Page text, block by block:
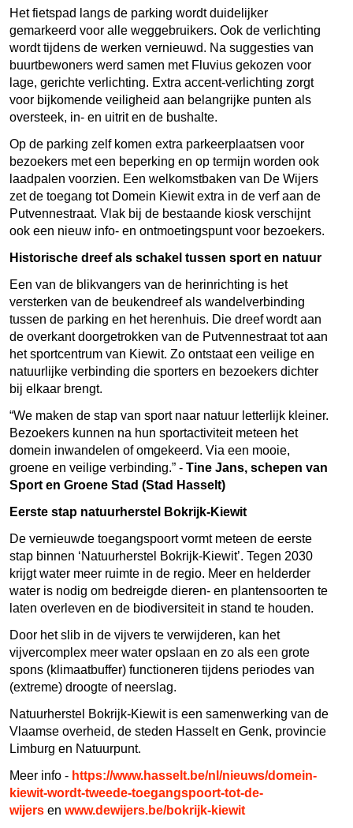
Het fietspad langs de parking wordt duidelijker
gemarkeerd voor alle weggebruikers. Ook de verlichting
wordt tijdens de werken vernieuwd. Na suggesties van
buurtbewoners werd samen met Fluvius gekozen voor
lage, gerichte verlichting. Extra accent-verlichting zorgt
voor bijkomende veiligheid aan belangrijke punten als
oversteek, in- en uitrit en de bushalte.
Op de parking zelf komen extra parkeerplaatsen voor
bezoekers met een beperking en op termijn worden ook
laadpalen voorzien. Een welkomstbaken van De Wijers
zet de toegang tot Domein Kiewit extra in de verf aan de
Putvennestraat. Vlak bij de bestaande kiosk verschijnt
ook een nieuw info- en ontmoetingspunt voor bezoekers.
Historische dreef als schakel tussen sport en natuur
Een van de blikvangers van de herinrichting is het
versterken van de beukendreef als wandelverbinding
tussen de parking en het herenhuis. Die dreef wordt aan
de overkant doorgetrokken van de Putvennestraat tot aan
het sportcentrum van Kiewit. Zo ontstaat een veilige en
natuurlijke verbinding die sporters en bezoekers dichter
bij elkaar brengt.
“We maken de stap van sport naar natuur letterlijk kleiner.
Bezoekers kunnen na hun sportactiviteit meteen het
domein inwandelen of omgekeerd. Via een mooie,
groene en veilige verbinding.” - Tine Jans, schepen van
Sport en Groene Stad (Stad Hasselt)
Eerste stap natuurherstel Bokrijk-Kiewit
De vernieuwde toegangspoort vormt meteen de eerste
stap binnen ‘Natuurherstel Bokrijk-Kiewit’. Tegen 2030
krijgt water meer ruimte in de regio. Meer en helderder
water is nodig om bedreigde dieren- en plantensoorten te
laten overleven en de biodiversiteit in stand te houden.
Door het slib in de vijvers te verwijderen, kan het
vijvercomplex meer water opslaan en zo als een grote
spons (klimaatbuffer) functioneren tijdens periodes van
(extreme) droogte of neerslag.
Natuurherstel Bokrijk-Kiewit is een samenwerking van de
Vlaamse overheid, de steden Hasselt en Genk, provincie
Limburg en Natuurpunt.
Meer info - https://www.hasselt.be/nl/nieuws/domein-
kiewit-wordt-tweede-toegangspoort-tot-de-
wijers en www.dewijers.be/bokrijk-kiewit